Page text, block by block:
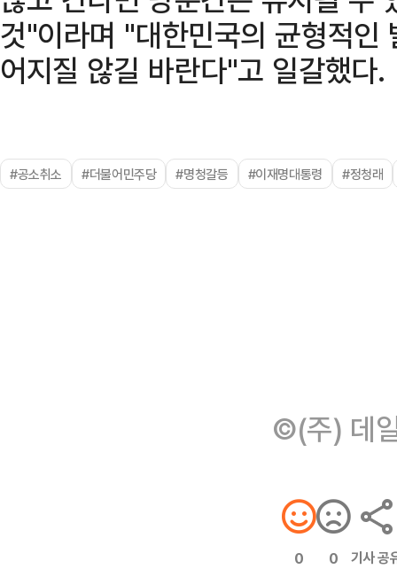
것"이라며 "대한민국의 균형적인
어지질 않길 바란다"고 일갈했다.
#공소취소 #더불어민주당 #명청갈등 #이재명대통령 #정청래
©(주) 데
0 0 기사 공